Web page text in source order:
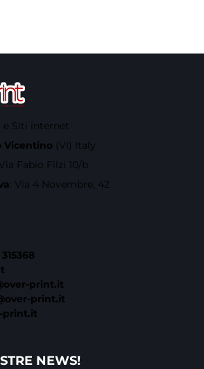
e Siti internet
Vicentino (VI) Italy
Fabio Filzi 10/b
: Via 4 Novembre, 42
print.it
print.it
print.it
NEWS!